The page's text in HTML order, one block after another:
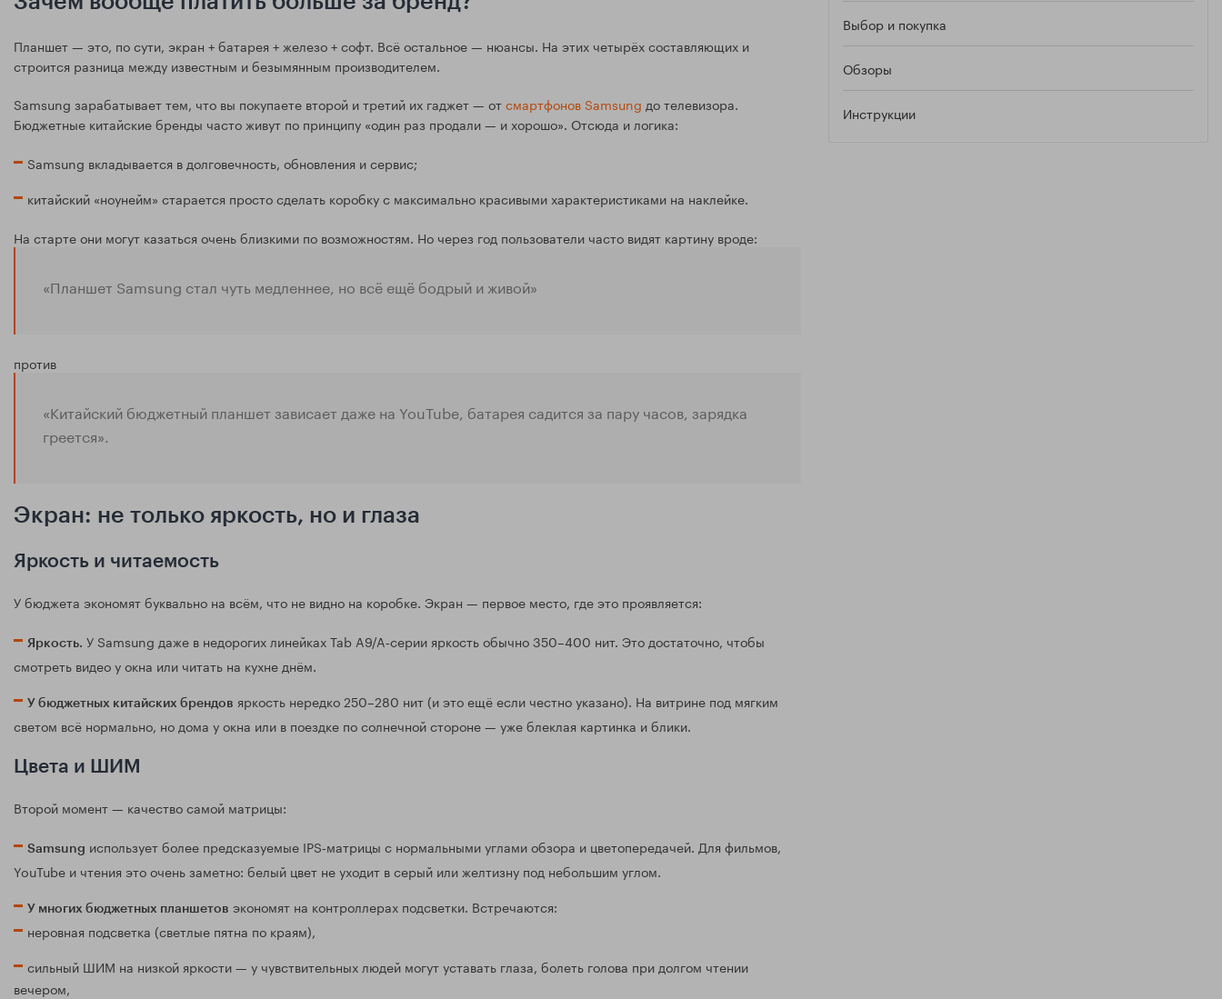
Планшет — это, по сути, экран + батарея + железо + софт. Всё остальное — нюансы. На этих четырёх составляющих и
строится разница между известным и безымянным производителем.
Samsung зарабатывает тем, что вы покупаете второй и третий их гаджет — отсмартфонов Samsung до телевизора.
Бюджетные китайские бренды часто живут по принципу «один раз продали — и хорошо». Отсюда и логика:
Samsung вкладывается в долговечность, обновления и сервис;
китайский «ноунейм» старается просто сделать коробку с максимально красивыми характеристиками на наклейке.
На старте они могут казаться очень близкими по возможностям. Но через год пользователи часто видят картину вроде:
«Планшет Samsung стал чуть медленнее, но всё ещё бодрый и живой»
против
«Китайский бюджетный планшет зависает даже на YouTube, батарея садится за пару часов, зарядка
греется».
Экран: не только яркость, но и глаза
Яркость и читаемость
У бюджета экономят буквально на всём, что не видно на коробке. Экран — первое место, где это проявляется:
Яркость. У Samsung даже в недорогих линейках Tab A9/A‑серии яркость обычно 350–400 нит. Это достаточно, чтобы
смотреть видео у окна или читать на кухне днём.
У бюджетных китайских брендов яркость нередко 250–280 нит (и это ещё если честно указано). На витрине под мягким
светом всё нормально, но дома у окна или в поездке по солнечной стороне — уже блеклая картинка и блики.
Цвета и ШИМ
Второй момент — качество самой матрицы:
Samsung использует более предсказуемые IPS‑матрицы с нормальными углами обзора и цветопередачей. Для фильмов,
YouTube и чтения это очень заметно: белый цвет не уходит в серый или желтизну под небольшим углом.
У многих бюджетных планшетов экономят на контроллерах подсветки. Встречаются:
неровная подсветка (светлые пятна по краям),
сильный ШИМ на низкой яркости — у чувствительных людей могут уставать глаза, болеть голова при долгом чтении
вечером,
Выбор и покупка
Обзоры
Инструкции